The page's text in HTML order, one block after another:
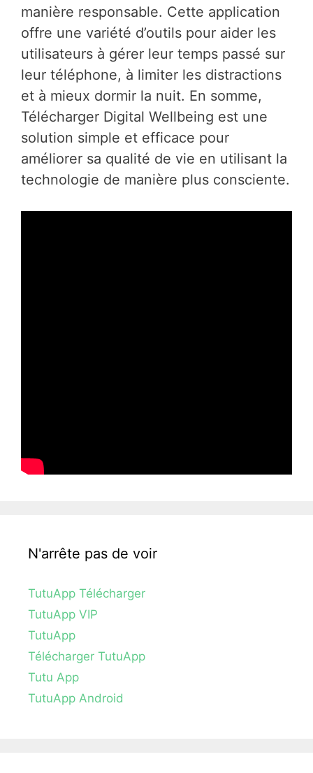
manière responsable. Cette application
offre une variété d’outils pour aider les
utilisateurs à gérer leur temps passé sur
leur téléphone, à limiter les distractions
et à mieux dormir la nuit. En somme,
Télécharger Digital Wellbeing est une
solution simple et efficace pour
améliorer sa qualité de vie en utilisant la
technologie de manière plus consciente.
N'arrête pas de voir
TutuApp Télécharger
TutuApp VIP
TutuApp
Télécharger TutuApp
Tutu App
TutuApp Android